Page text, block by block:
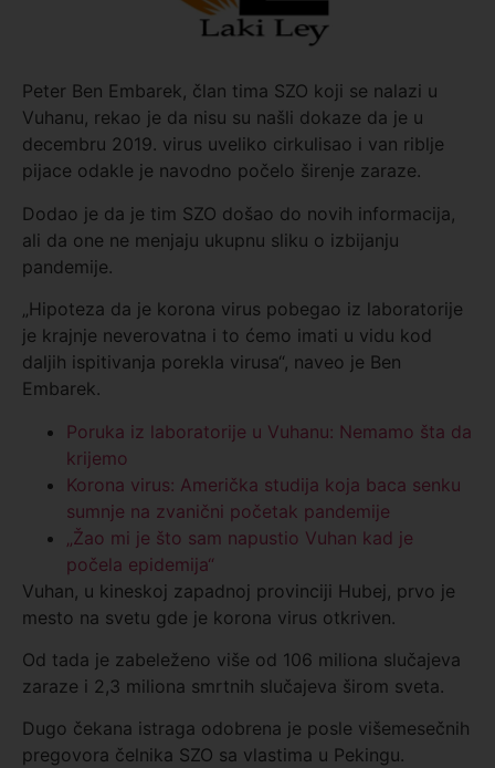
Peter Ben Embarek, član tima SZO koji se nalazi u
Vuhanu, rekao je da nisu su našli dokaze da je u
decembru 2019. virus uveliko cirkulisao i van riblje
pijace odakle je navodno počelo širenje zaraze.
Dodao je da je tim SZO došao do novih informacija,
ali da one ne menjaju ukupnu sliku o izbijanju
pandemije.
„Hipoteza da je korona virus pobegao iz laboratorije
je krajnje neverovatna i to ćemo imati u vidu kod
daljih ispitivanja porekla virusa“, naveo je Ben
Embarek.
Poruka iz laboratorije u Vuhanu: Nemamo šta da
krijemo
Korona virus: Američka studija koja baca senku
sumnje na zvanični početak pandemije
„Žao mi je što sam napustio Vuhan kad je
počela epidemija“
Vuhan, u kineskoj zapadnoj provinciji Hubej, prvo je
mesto na svetu gde je korona virus otkriven.
Od tada je zabeleženo više od 106 miliona slučajeva
zaraze i 2,3 miliona smrtnih slučajeva širom sveta.
Dugo čekana istraga odobrena je posle višemesečnih
pregovora čelnika SZO sa vlastima u Pekingu.